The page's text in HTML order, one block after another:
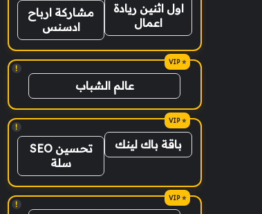
اول اثنين ريادة
اعمال
مشاركة ارباح
ادسنس
!
عالم الشباب
!
باقة باك لينك
تحسين SEO
سلة
!